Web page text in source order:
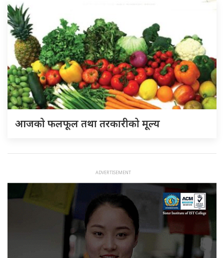
आजको फलफूल तथा तरकारीको मूल्य